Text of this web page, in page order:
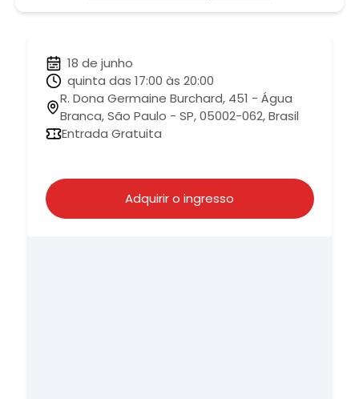
18 de junho
quinta das 17:00 às 20:00
R. Dona Germaine Burchard, 451 - Água
Branca, São Paulo - SP, 05002-062, Brasil
Entrada Gratuita
Adquirir o ingresso